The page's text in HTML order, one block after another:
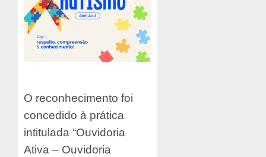
O reconhecimento foi
concedido à prática
intitulada “Ouvidoria
Ativa – Ouvidoria